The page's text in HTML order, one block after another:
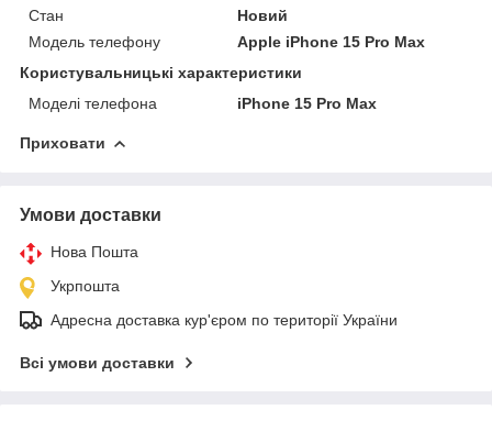
Стан
Новий
Модель телефону
Apple iPhone 15 Pro Max
Користувальницькі характеристики
Моделі телефона
iPhone 15 Pro Max
Приховати
Умови доставки
Нова Пошта
Укрпошта
Адресна доставка кур'єром по території України
Всі умови доставки